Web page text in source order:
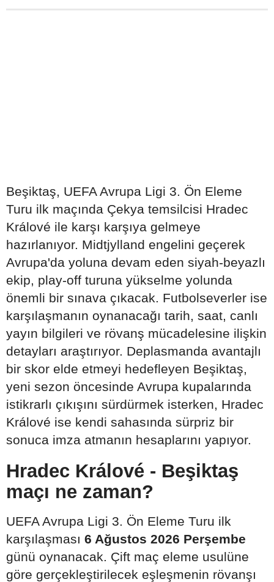
Beşiktaş, UEFA Avrupa Ligi 3. Ön Eleme
Turu ilk maçında Çekya temsilcisi Hradec
Králové ile karşı karşıya gelmeye
hazırlanıyor. Midtjylland engelini geçerek
Avrupa'da yoluna devam eden siyah-beyazlı
ekip, play-off turuna yükselme yolunda
önemli bir sınava çıkacak. Futbolseverler ise
karşılaşmanın oynanacağı tarih, saat, canlı
yayın bilgileri ve rövanş mücadelesine ilişkin
detayları araştırıyor. Deplasmanda avantajlı
bir skor elde etmeyi hedefleyen Beşiktaş,
yeni sezon öncesinde Avrupa kupalarında
istikrarlı çıkışını sürdürmek isterken, Hradec
Králové ise kendi sahasında sürpriz bir
sonuca imza atmanın hesaplarını yapıyor.
Hradec Králové - Beşiktaş
maçı ne zaman?
UEFA Avrupa Ligi 3. Ön Eleme Turu ilk
karşılaşması 6 Ağustos 2026 Perşembe
günü oynanacak. Çift maç eleme usulüne
göre gerçekleştirilecek eşleşmenin rövanşı